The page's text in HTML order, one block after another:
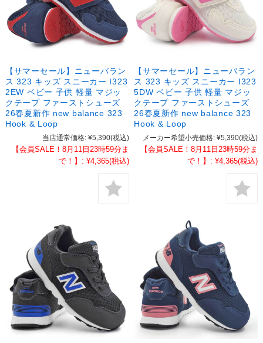
【サマーセール】ニューバラン
ス 323 キッズ スニーカー I323
2EW ベビー 子供 軽量 マジッ
クテープ ファーストシューズ
26春夏新作 new balance 323
Hook & Loop
当店通常価格: ¥5,390(税込)
【会員SALE！8月11日23時59分ま
で！】: ¥4,365(税込)
【サマーセール】ニューバラン
ス 323 キッズ スニーカー I323
5DW ベビー 子供 軽量 マジッ
クテープ ファーストシューズ
26春夏新作 new balance 323
Hook & Loop
メーカー希望小売価格: ¥5,390(税込)
【会員SALE！8月11日23時59分ま
で！】: ¥4,365(税込)